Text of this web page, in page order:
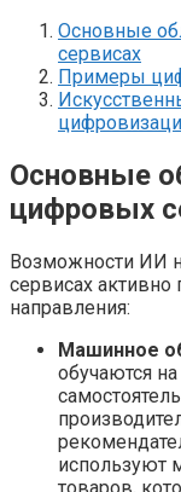
Основные
сервисах
Примеры
Основные
цифровых
Возможности ИИ
сервисах
направления:
Машинное
обучаются
используют
товаров,